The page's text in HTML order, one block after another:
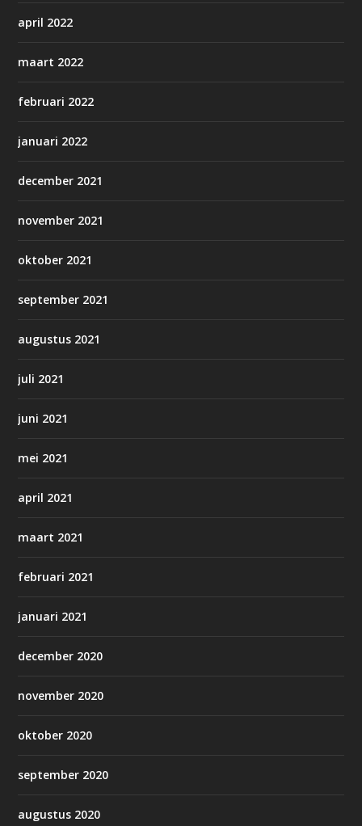
april 2022
maart 2022
februari 2022
januari 2022
december 2021
november 2021
oktober 2021
september 2021
augustus 2021
juli 2021
juni 2021
mei 2021
april 2021
maart 2021
februari 2021
januari 2021
december 2020
november 2020
oktober 2020
september 2020
augustus 2020